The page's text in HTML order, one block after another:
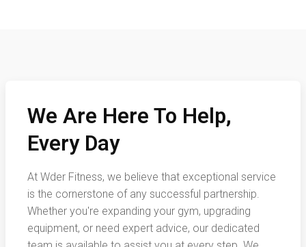
We Are Here To Help,
Every Day
At Wder Fitness, we believe that exceptional service
is the cornerstone of any successful partnership.
Whether you're expanding your gym, upgrading
equipment, or need expert advice, our dedicated